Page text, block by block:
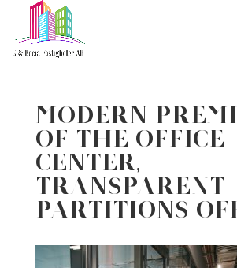
Modern
of the office
center,
transparent
partitions